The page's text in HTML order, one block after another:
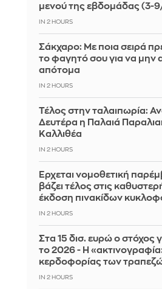
μενού της εβδομάδας (3-
IN 2 HOURS
Σάκχαρο: Με ποια σειρά
το φαγητό σου για να μην
απότομα
IN 2 HOURS
Τέλος στην ταλαιπωρία:
Δευτέρα η Παλαιά
Καλλιθέα
IN 2 HOURS
Έρχεται νομοθετική
βάζει τέλος στις
έκδοση πινακίδων
IN 2 HOURS
Στα 15 δισ. ευρώ ο στόχος
το 2026 - Η
κερδοφορίας των
IN 2 HOURS